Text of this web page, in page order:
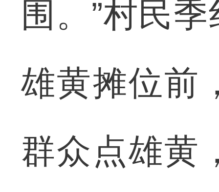
围。”村民
雄黄摊位前
群众点雄黄